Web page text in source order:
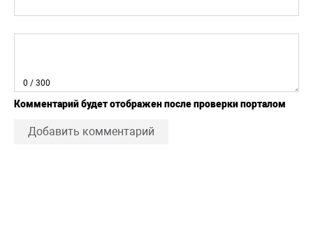
0 / 300
Комментарий будет отображен после проверки порталом
Добавить комментарий